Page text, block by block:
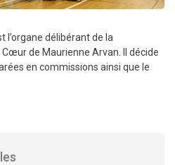
l’organe délibérant de la
de Maurienne Arvan. Il décide
en commissions ainsi que le